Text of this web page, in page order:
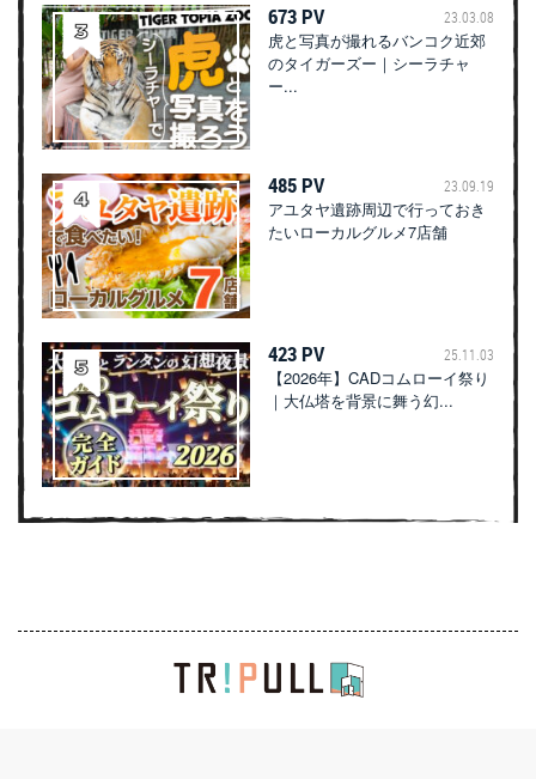
673 PV 23.03.08
虎と写真が撮れるバンコク近郊
のタイガーズー｜シーラチャ
ー...
485 PV 23.09.19
アユタヤ遺跡周辺で行っておき
たいローカルグルメ7店舗
423 PV 25.11.03
【2026年】CADコムローイ祭り
｜大仏塔を背景に舞う幻...